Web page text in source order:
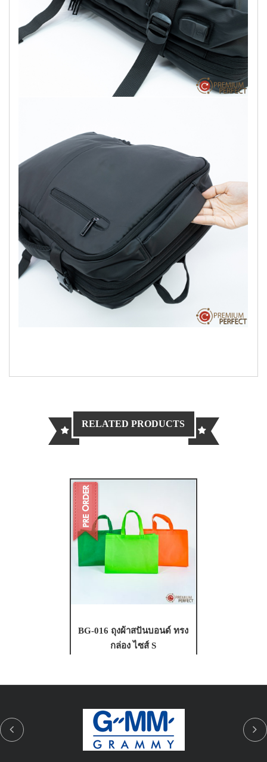
RELATED PRODUCTS
BG-016 ถุงผ้าสปันบอนด์ ทรง
กล่อง ไซส์ S